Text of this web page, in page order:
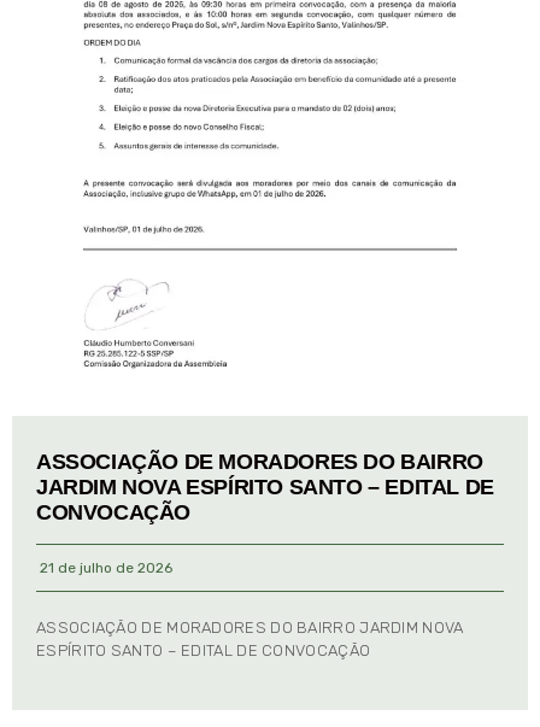
ASSOCIAÇÃO DE MORADORES DO BAIRRO
JARDIM NOVA ESPÍRITO SANTO – EDITAL DE
CONVOCAÇÃO
21 de julho de 2026
ASSOCIAÇÃO DE MORADORES DO BAIRRO JARDIM NOVA
ESPÍRITO SANTO – EDITAL DE CONVOCAÇÃO